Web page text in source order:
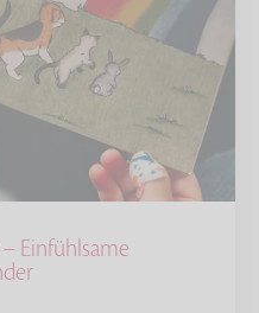
Einfühlsame